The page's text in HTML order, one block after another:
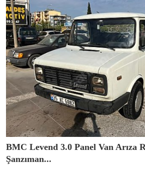
BMC Levend 3.0 Panel Van Arıza
Şanzıman...